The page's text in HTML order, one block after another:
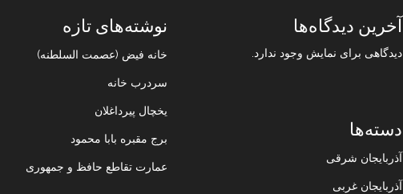
نوشته‌های تازه
خانه فیض (عصمت السلطنه)
سردرب خانه
یخچال پیرداغلان
برج مقبره بابا محمود
عمارت تقاطع حافظ و جمهوری
آخرین دیدگاه‌ها
دیدگاهی برای نمایش وجود ندارد.
دسته‌ها
آذربایجان شرقی
آذربایجان غربی